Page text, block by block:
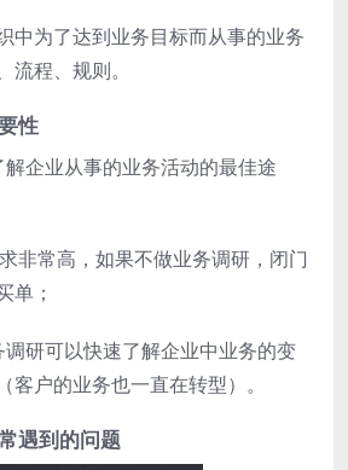
中为了达到业务目标而从事的业务
程、规则。
性
解企业从事的业务活动的最佳途
非常高，如果不做业务调研，闭门
单；
调研可以快速了解企业中业务的变
客户的业务也一直在转型）。
遇到的问题